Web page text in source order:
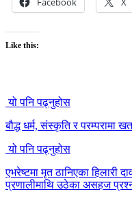
Like this:
यो पनि पढ्नुहोस
बौद्ध धर्म, संस्कृति र परम्परामा
यो पनि पढ्नुहोस
एभरेष्टमा मृत ठानिएका हिलारी
प्रणालीमाथि उठेका असहज